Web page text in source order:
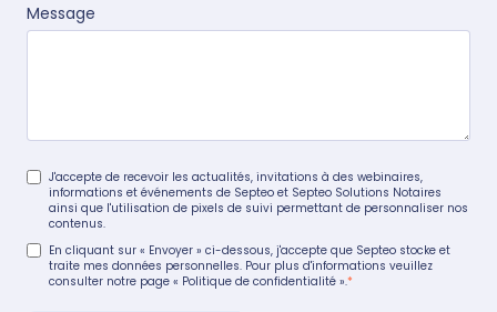
Message
J'accepte de recevoir les actualités, invitations à des webinaires,
informations et événements de Septeo et Septeo Solutions Notaires
ainsi que l'utilisation de pixels de suivi permettant de personnaliser nos
contenus.
En cliquant sur « Envoyer » ci-dessous, j'accepte que Septeo stocke et
traite mes données personnelles. Pour plus d'informations veuillez
consulter notre page « Politique de confidentialité ».*